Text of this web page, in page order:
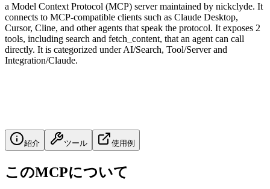
a Model Context Protocol (MCP) server maintained by nickclyde. It
connects to MCP-compatible clients such as Claude Desktop,
Cursor, Cline, and other agents that speak the protocol. It exposes 2
tools, including search and fetch_content, that an agent can call
directly. It is categorized under AI/Search, Tool/Server and
Integration/Claude.
紹介 ツール 使用例
このMCPについて